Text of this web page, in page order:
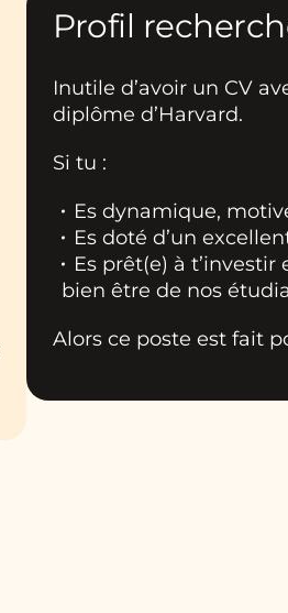
Profil
Inutile d’avoir un CV
diplôme d’Harvard.
Si tu :
Es dynamique,
Es doté d’un
Es prêt(e) à
bien être de nos
Alors ce poste est fait